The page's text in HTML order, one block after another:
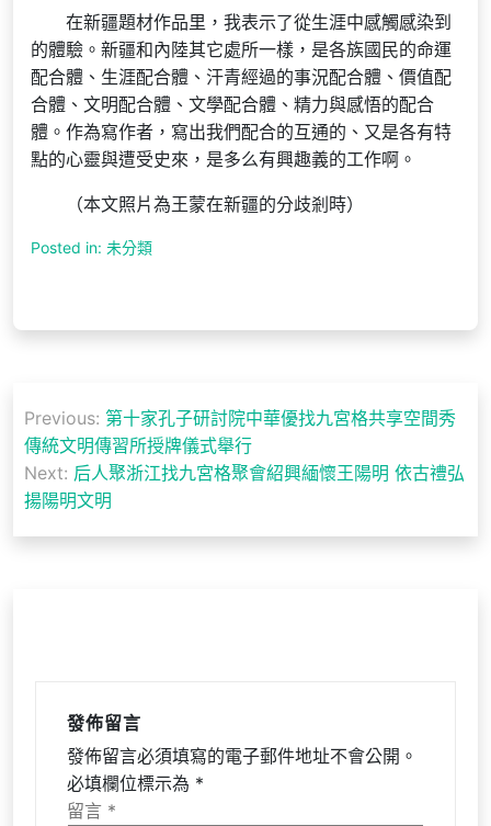
在新疆題材作品里，我表示了從生涯中感觸感染到
的體驗。新疆和內陸其它處所一樣，是各族國民的命運
配合體、生涯配合體、汗青經過的事況配合體、價值配
合體、文明配合體、文學配合體、精力與感悟的配合
體。作為寫作者，寫出我們配合的互通的、又是各有特
點的心靈與遭受史來，是多么有興趣義的工作啊。
（本文照片為王蒙在新疆的分歧剎時）
Posted in: 未分類
章
導
覽
Previous: 第十家孔子研討院中華優找九宮格共享空間秀
傳統文明傳習所授牌儀式舉行
Next: 后人聚浙江找九宮格聚會紹興緬懷王陽明 依古禮弘
揚陽明文明
發佈留言
發佈留言必須填寫的電子郵件地址不會公開。
必填欄位標示為 *
留言 *